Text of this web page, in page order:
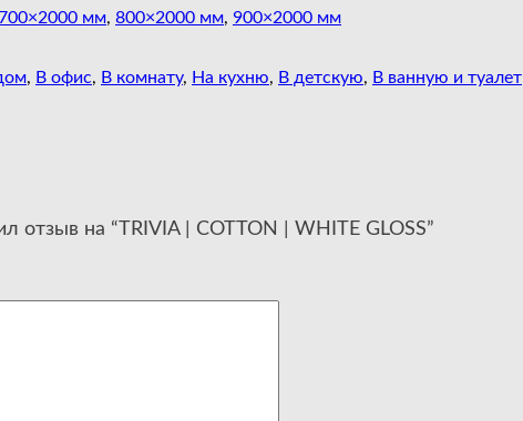
мм, 800×2000 мм, 900×2000 мм
, В офис, В комнату, На кухню, В детскую, В ванную и туалет
отзыв на “TRIVIA | COTTON | WHITE GLOSS”